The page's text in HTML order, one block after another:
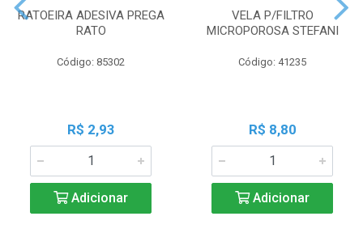
RATOEIRA ADESIVA PREGA
RATO
Código: 85302
R$ 2,93
Adicionar
VELA P/FILTRO
MICROPOROSA STEFANI
Código: 41235
R$ 8,80
Adicionar